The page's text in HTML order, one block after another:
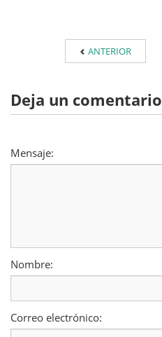
ANTERIOR
Deja un comentario
Mensaje:
Nombre:
Correo electrónico: